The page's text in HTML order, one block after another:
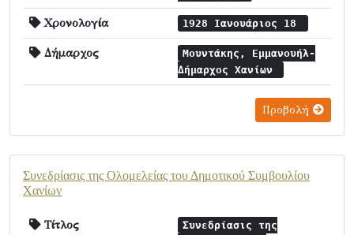
Χρονολογία 1928 Ιανουάριος 18
Δήμαρχος
Μουντάκης, Εμμανουήλ-
Δήμαρχος Χανίων
Προβολή
Συνεδρίασις της Ολομελείας του Δημοτικού Συμβουλίου
Χανίων
Τίτλος
Συνεδρίασις της